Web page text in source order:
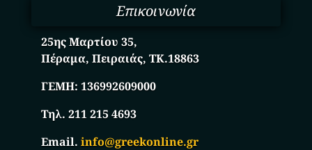
Επικοινωνία
25ης Μαρτίου 35,
Πέραμα, Πειραιάς, ΤΚ.18863
ΓΕΜΗ:136992609000
Τηλ. 211 215 4693
Email.info@greekonline.gr